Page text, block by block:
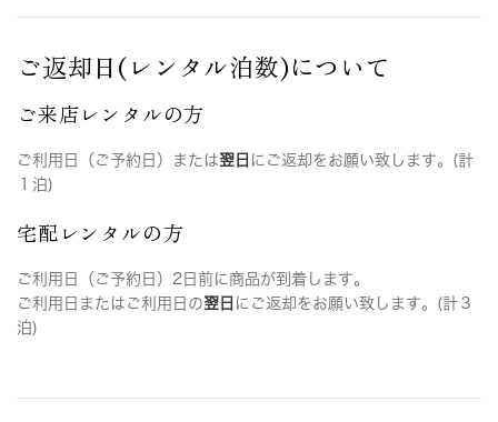
ご返却日(レンタル泊数)について
ご来店レンタルの方
ご利用日（ご予約日）または翌日 にご返却をお願い致します。(計
１泊)
宅配レンタルの方
ご利用日（ご予約日）2日前に商品が到着します。
ご利用日またはご利用日の翌日 にご返却をお願い致します。(計３
泊)